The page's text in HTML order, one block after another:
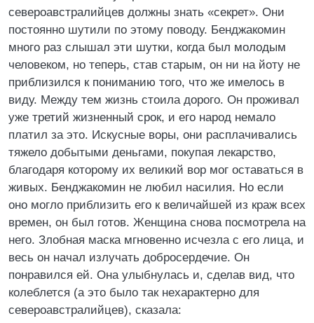
североавстралийцев должны знать «секрет». Они
постоянно шутили по этому поводу. Бенджакомин
много раз слышал эти шутки, когда был молодым
человеком, но теперь, став старым, он ни на йоту не
приблизился к пониманию того, что же имелось в
виду. Между тем жизнь стоила дорого. Он проживал
уже третий жизненный срок, и его народ немало
платил за это. Искусные воры, они расплачивались
тяжело добытыми деньгами, покупая лекарство,
благодаря которому их великий вор мог оставаться в
живых. Бенджакомин не любил насилия. Но если
оно могло приблизить его к величайшей из краж всех
времен, он был готов. Женщина снова посмотрела на
него. Злобная маска мгновенно исчезла с его лица, и
весь он начал излучать добросердечие. Он
понравился ей. Она улыбнулась и, сделав вид, что
колеблется (а это было так нехарактерно для
североавстралийцев), сказала: